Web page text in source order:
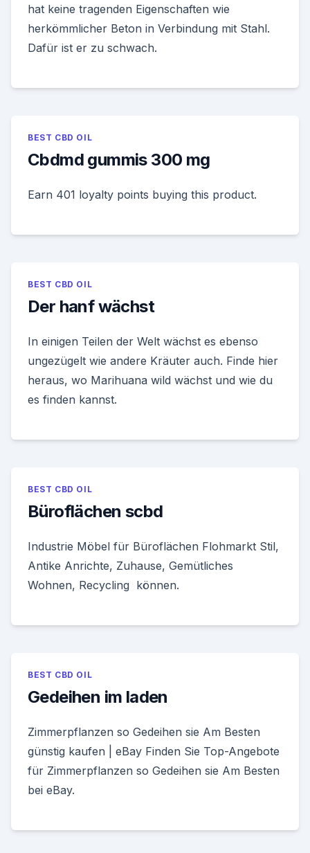
hat keine tragenden Eigenschaften wie
herkömmlicher Beton in Verbindung mit Stahl.
Dafür ist er zu schwach.
BEST CBD OIL
Cbdmd gummis 300 mg
Earn 401 loyalty points buying this product.
BEST CBD OIL
Der hanf wächst
In einigen Teilen der Welt wächst es ebenso
ungezügelt wie andere Kräuter auch. Finde hier
heraus, wo Marihuana wild wächst und wie du
es finden kannst.
BEST CBD OIL
Büroflächen scbd
Industrie Möbel für Büroflächen Flohmarkt Stil,
Antike Anrichte, Zuhause, Gemütliches
Wohnen, Recycling können.
BEST CBD OIL
Gedeihen im laden
Zimmerpflanzen so Gedeihen sie Am Besten
günstig kaufen | eBay Finden Sie Top-Angebote
für Zimmerpflanzen so Gedeihen sie Am Besten
bei eBay.